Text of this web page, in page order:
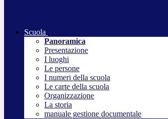
Scuola
Panoramica
Presentazione
I luoghi
Le persone
I numeri della scuola
Le carte della scuola
Organizzazione
La storia
manuale gestione documentale